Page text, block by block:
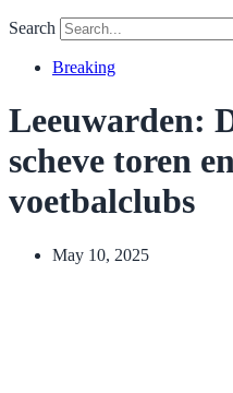
Search
Breaking
Leeuwarden:
scheve toren
voetbalclubs
May 10, 2025